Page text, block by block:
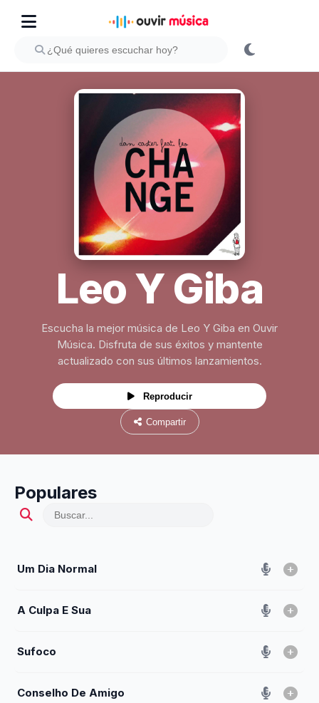
Leo Y Giba
Escucha la mejor música de Leo Y Giba en Ouvir
Música. Disfruta de sus éxitos y mantente
actualizado con sus últimos lanzamientos.
Reproducir
Compartir
Populares
Um Dia Normal
A Culpa E Sua
Sufoco
Conselho De Amigo